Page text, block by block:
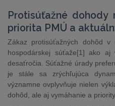
Protisúťažné
priorita PMÚ a
Zákaz protisúťažných dohôd v
hospodárskej súťaže[1] ako
desaťročia. Súťažné úrady
je stále sa zrýchľujúca
významne ovplyvňuje nielen
dohôd, ale aj vymáhanie a